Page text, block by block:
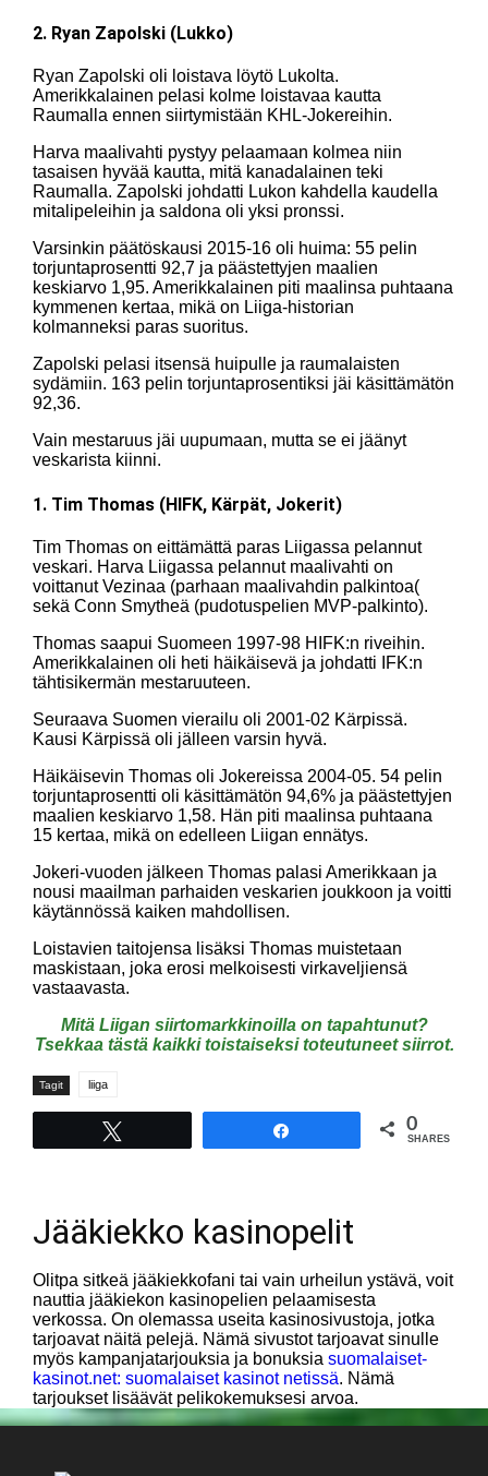
2. Ryan Zapolski (Lukko)
Ryan Zapolski oli loistava löytö Lukolta.
Amerikkalainen pelasi kolme loistavaa kautta
Raumalla ennen siirtymistään KHL-Jokereihin.
Harva maalivahti pystyy pelaamaan kolmea niin
tasaisen hyvää kautta, mitä kanadalainen teki
Raumalla. Zapolski johdatti Lukon kahdella kaudella
mitalipeleihin ja saldona oli yksi pronssi.
Varsinkin päätöskausi 2015-16 oli huima: 55 pelin
torjuntaprosentti 92,7 ja päästettyjen maalien
keskiarvo 1,95. Amerikkalainen piti maalinsa puhtaana
kymmenen kertaa, mikä on Liiga-historian
kolmanneksi paras suoritus.
Zapolski pelasi itsensä huipulle ja raumalaisten
sydämiin. 163 pelin torjuntaprosentiksi jäi käsittämätön
92,36.
Vain mestaruus jäi uupumaan, mutta se ei jäänyt
veskarista kiinni.
1. Tim Thomas (HIFK, Kärpät, Jokerit)
Tim Thomas on eittämättä paras Liigassa pelannut
veskari. Harva Liigassa pelannut maalivahti on
voittanut Vezinaa (parhaan maalivahdin palkintoa(
sekä Conn Smytheä (pudotuspelien MVP-palkinto).
Thomas saapui Suomeen 1997-98 HIFK:n riveihin.
Amerikkalainen oli heti häikäisevä ja johdatti IFK:n
tähtisikermän mestaruuteen.
Seuraava Suomen vierailu oli 2001-02 Kärpissä.
Kausi Kärpissä oli jälleen varsin hyvä.
Häikäisevin Thomas oli Jokereissa 2004-05. 54 pelin
torjuntaprosentti oli käsittämätön 94,6% ja päästettyjen
maalien keskiarvo 1,58. Hän piti maalinsa puhtaana
15 kertaa, mikä on edelleen Liigan ennätys.
Jokeri-vuoden jälkeen Thomas palasi Amerikkaan ja
nousi maailman parhaiden veskarien joukkoon ja voitti
käytännössä kaiken mahdollisen.
Loistavien taitojensa lisäksi Thomas muistetaan
maskistaan, joka erosi melkoisesti virkaveljiensä
vastaavasta.
Mitä Liigan siirtomarkkinoilla on tapahtunut?
Tsekkaa tästä kaikki toistaiseksi toteutuneet siirrot.
Tagit liiga
0
SHARES
Jääkiekko kasinopelit
Olitpa sitkeä jääkiekkofani tai vain urheilun ystävä, voit
nauttia jääkiekon kasinopelien pelaamisesta
verkossa. On olemassa useita kasinosivustoja, jotka
tarjoavat näitä pelejä. Nämä sivustot tarjoavat sinulle
myös kampanjatarjouksia ja bonuksia suomalaiset-
kasinot.net: suomalaiset kasinot netissä. Nämä
tarjoukset lisäävät pelikokemuksesi arvoa.